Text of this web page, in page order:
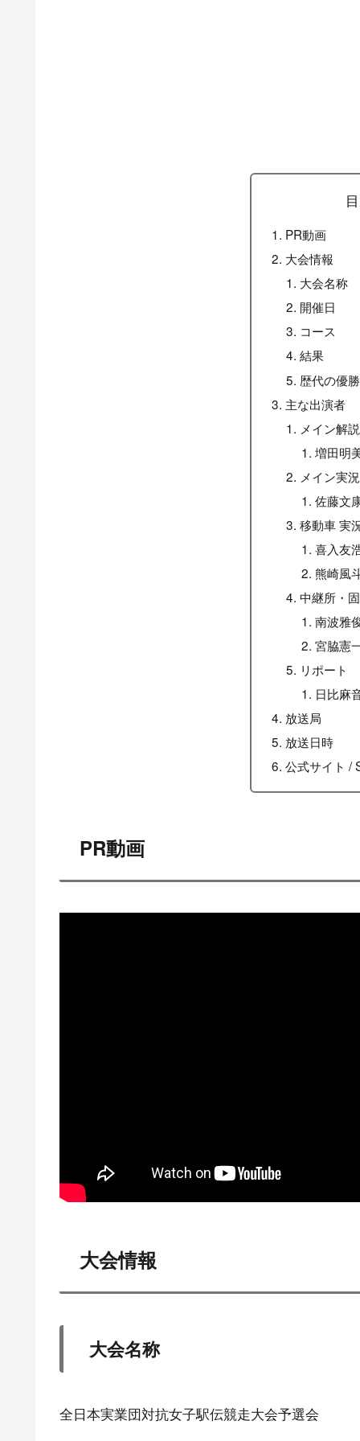
PR動画
大会情報
大会名称
開催日
コース
結果
歴代の優
主な出演者
メイン解説
増田明
メイン実況
佐藤文
移動車 実
喜入友
熊崎風
中継所・
南波雅
宮脇憲
リポート
日比麻
放送局
放送日時
公式サイト /
PR動画
大会情報
大会名称
全日本実業団対抗女子駅伝競走大会予選会